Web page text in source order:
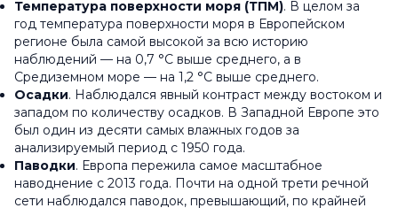
Температура поверхности моря (ТПМ). В целом за
год температура поверхности моря в Европейском
регионе была самой высокой за всю историю
наблюдений — на 0,7 °C выше среднего, а в
Средиземном море — на 1,2 °C выше среднего.
Осадки. Наблюдался явный контраст между востоком и
западом по количеству осадков. В Западной Европе это
был один из десяти самых влажных годов за
анализируемый период с 1950 года.
Паводки. Европа пережила самое масштабное
наводнение с 2013 года. Почти на одной трети речной
сети наблюдался паводок, превышающий, по крайней